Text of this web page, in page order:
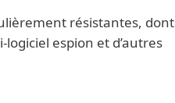
résistantes, dont
espion et d’autres